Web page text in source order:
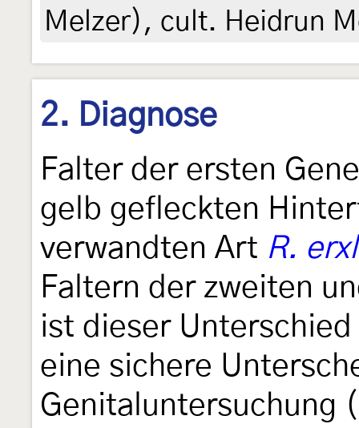
Melzer), cult. Heidrun
2. Diagnose
Falter der ersten
gelb gefleckten
verwandten Art R.
Faltern der zweiten
ist dieser
eine sichere
Genitaluntersuchung